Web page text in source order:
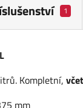
1
Kompletní,
mm